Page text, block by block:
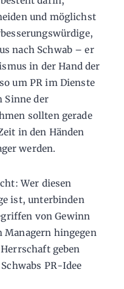
und möglichst
nach Schwab – er
in der Hand der
um PR im Dienste
Sinne der
sollten gerade
in den Händen
werden.
Wer diesen
ist, unterbinden
von Gewinn
Managern hingegen
geben
PR-Idee